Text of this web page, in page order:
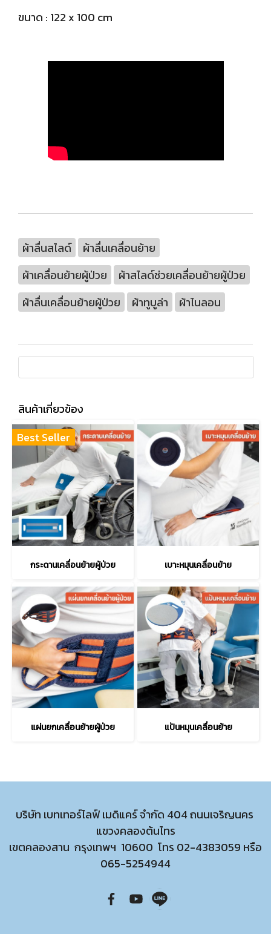
ขนาด : 122 x 100 cm
ผ้าลื่นสไลด์
ผ้าลื่นเคลื่อนย้าย
ผ้าเคลื่อนย้ายผู้ป่วย
ผ้าสไลด์ช่วยเคลื่อนย้ายผู้ป่วย
ผ้าลื่นเคลื่อนย้ายผู้ป่วย
ผ้าทูบูล่า ผ้าไนลอน
สินค้าเกี่ยวข้อง
Best Seller
กระดานเคลื่อนย้ายผู้ป่วย เบาะหมุนเคลื่อนย้าย
แผ่นยกเคลื่อนย้ายผู้ป่วย แป้นหมุนเคลื่อนย้าย
บริษัท เบทเทอร์ไลฟ์ เมดิแคร์ จำกัด 404 ถนนเจริญนคร
แขวงคลองต้นไทร
เขตคลองสาน กรุงเทพฯ 10600 โทร 02-4383059 หรือ
065-5254944